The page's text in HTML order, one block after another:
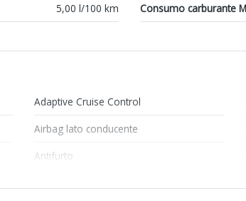
5,00 l/100 km Consumo carburante
Adaptive Cruise Control
Airbag lato conducente
Antifurto